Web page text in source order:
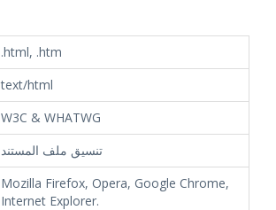
.html, .htm
text/html
W3C & WHATWG
تنسيق ملف المستند
Mozilla Firefox, Opera, Google Chrome,
Internet Explorer.